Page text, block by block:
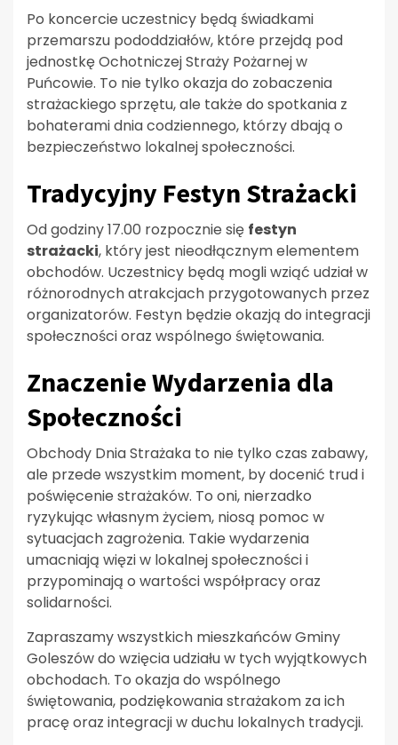
Po koncercie uczestnicy będą świadkami
przemarszu pododdziałów, które przejdą pod
jednostkę Ochotniczej Straży Pożarnej w
Puńcowie. To nie tylko okazja do zobaczenia
strażackiego sprzętu, ale także do spotkania z
bohaterami dnia codziennego, którzy dbają o
bezpieczeństwo lokalnej społeczności.
Tradycyjny Festyn Strażacki
Od godziny 17.00 rozpocznie się festyn
strażacki, który jest nieodłącznym elementem
obchodów. Uczestnicy będą mogli wziąć udział w
różnorodnych atrakcjach przygotowanych przez
organizatorów. Festyn będzie okazją do integracji
społeczności oraz wspólnego świętowania.
Znaczenie Wydarzenia dla
Społeczności
Obchody Dnia Strażaka to nie tylko czas zabawy,
ale przede wszystkim moment, by docenić trud i
poświęcenie strażaków. To oni, nierzadko
ryzykując własnym życiem, niosą pomoc w
sytuacjach zagrożenia. Takie wydarzenia
umacniają więzi w lokalnej społeczności i
przypominają o wartości współpracy oraz
solidarności.
Zapraszamy wszystkich mieszkańców Gminy
Goleszów do wzięcia udziału w tych wyjątkowych
obchodach. To okazja do wspólnego
świętowania, podziękowania strażakom za ich
pracę oraz integracji w duchu lokalnych tradycji.